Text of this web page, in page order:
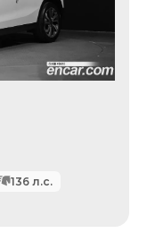
136 л.с.